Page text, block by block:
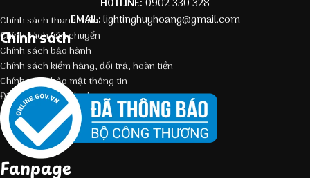
HOTLINE: 0902 330 328
EMAIL:lightinghuyhoang@gmail.com
Chính sách
Chính sách thanh toán
Chính sách vận chuyển
Chính sách bảo hành
Chính sách kiểm hàng, đổi trả, hoàn tiền
Chính sách bảo mật thông tin
Điều kiện giao dịch chung
Fanpage